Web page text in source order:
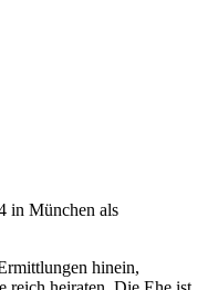
in München als
hinein,